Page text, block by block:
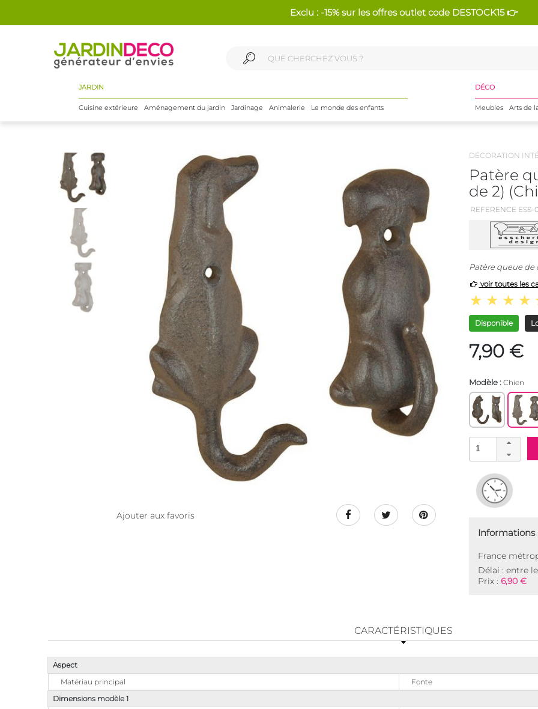
Exclu : -15% sur les offres outlet code DESTOCK15 👉
JARDIN
Cuisine extérieure Aménagement du jardin Jardinage Animalerie Le monde des enfants
DÉCO
Meubles Arts de
Ajouter aux favoris
DÉCORATION
Patère
de 2)
REFERENCE ESS-
Patère queue de
voir toutes les
Disponible
7,90 €
Modèle : Chien
Informations
France
Délai : entre le
Prix : 6,90 €
CARACTÉRISTIQUES
Aspect
Matériau principal
Fonte
Dimensions modèle 1